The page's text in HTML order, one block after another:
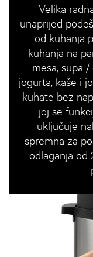
Velika
unaprijed
od kuhanja
kuhanja na
mesa, supa /
jogurta, kaše i
kuhate bez
joj se
uključuje
spremna za
odlaganja od